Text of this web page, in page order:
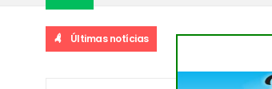
Últimas notícias